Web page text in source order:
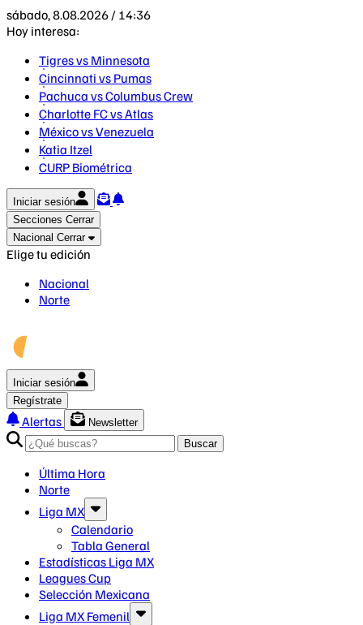
sábado, 8.08.2026 / 14:36
Hoy interesa:
Tigres vs Minnesota
Cincinnati vs Pumas
Pachuca vs Columbus Crew
Charlotte FC vs Atlas
México vs Venezuela
Katia Itzel
CURP Biométrica
Iniciar sesión
Secciones Cerrar
Nacional Cerrar
Elige tu edición
Nacional
Norte
Iniciar sesión
Regístrate
Alertas
Newsletter
Buscar
Última Hora
Norte
Liga MX
Calendario
Tabla General
Estadísticas Liga MX
Leagues Cup
Selección Mexicana
Liga MX Femenil